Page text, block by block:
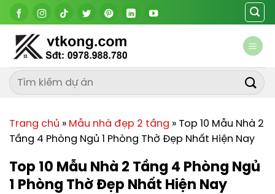
Chuyển
đến
dung
Trang chủ » Mẫu nhà đẹp 2 tầng » Top 10 Mẫu Nhà 2
Tầng 4 Phòng Ngủ 1 Phòng Thờ Đẹp Nhất Hiện Nay
Top 10 Mẫu Nhà 2 Tầng 4 Phòng Ngủ
1 Phòng Thờ Đẹp Nhất Hiện Nay